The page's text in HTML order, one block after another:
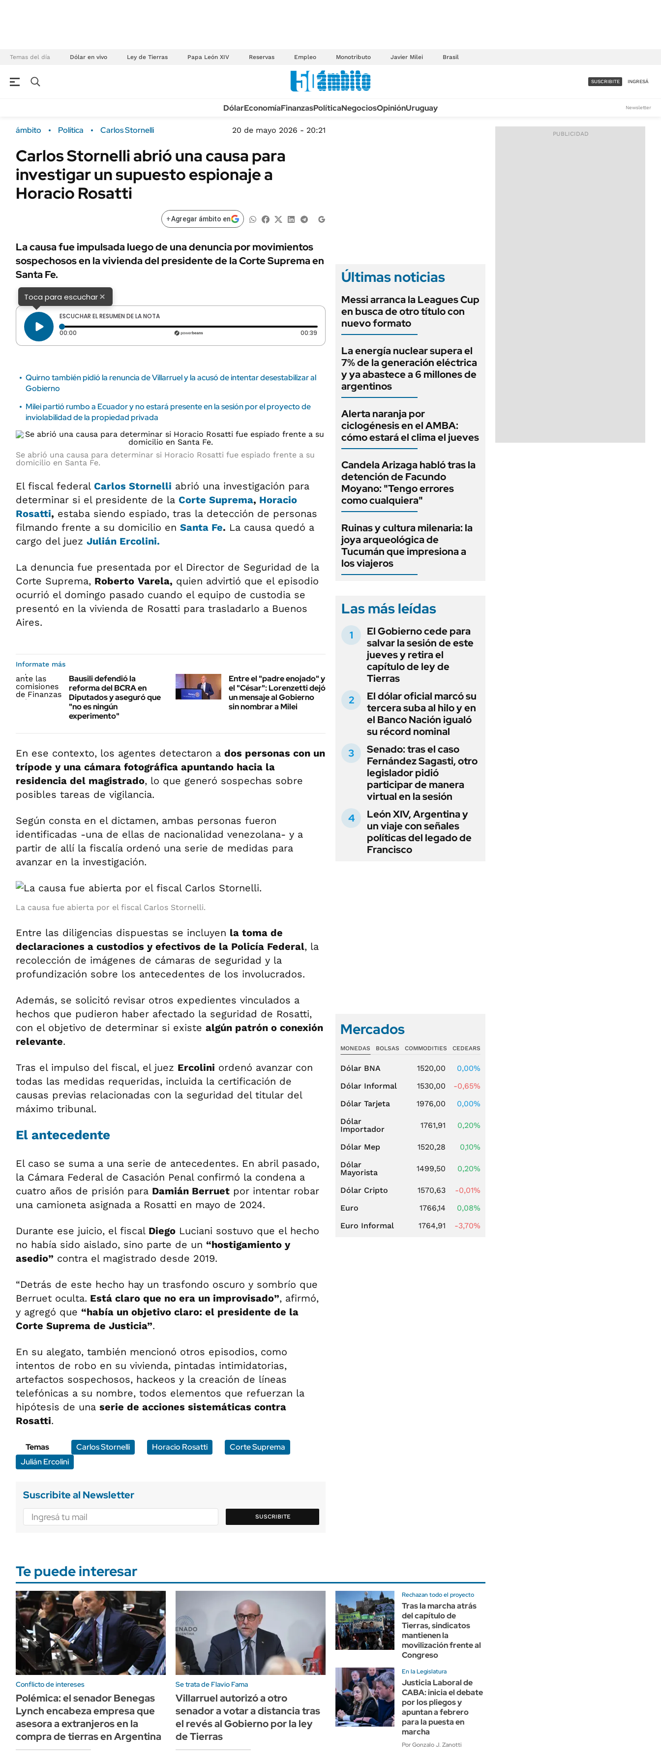
Temas del día Dólar en vivo Ley de Tierras Papa León XIV Reservas Empleo Monotributo Javier Milei Brasil
Campo
FINANZAS
Dólar
Sustentabilidad
ENERGY REPORT
URUGUAY
TECNOLOGÍA
MÉXICO
MUNDO
INFORMACIÓN GENERAL
AUTOS
ACCESO FULL - $1.800/MES
SUSCRIBITE INGRESÁ
DólarEconomíaFinanzasPolíticaNegociosOpiniónUruguay Newsletter
ámbito Política Carlos Stornelli 20 de mayo 2026 - 20:21
Carlos Stornelli abrió una causa para
investigar un supuesto espionaje a
Horacio Rosatti
+Agregar ámbito en
La causa fue impulsada luego de una denuncia por movimientos
sospechosos en la vivienda del presidente de la Corte Suprema en
Santa Fe.
Toca para escuchar×
ESCUCHAR EL RESUMEN DE LA NOTA
00:00 Tiempo transcurrido: 0 segundos 00:39 Duración: 39 segundos
Quirno también pidió la renuncia de Villarruel y la acusó de intentar desestabilizar al
Gobierno
Milei partió rumbo a Ecuador y no estará presente en la sesión por el proyecto de
inviolabilidad de la propiedad privada
Se abrió una causa para determinar si Horacio Rosatti fue espiado frente a su
domicilio en Santa Fe.
El fiscal federal Carlos Stornelli abrió una investigación para
determinar si el presidente de la Corte Suprema, Horacio
Rosatti, estaba siendo espiado, tras la detección de personas
filmando frente a su domicilio en Santa Fe. La causa quedó a
cargo del juez Julián Ercolini.
La denuncia fue presentada por el Director de Seguridad de la
Corte Suprema, Roberto Varela, quien advirtió que el episodio
ocurrió el domingo pasado cuando el equipo de custodia se
presentó en la vivienda de Rosatti para trasladarlo a Buenos
Aires.
Informate más
Bausili defendió la
reforma del BCRA en
Diputados y aseguró que
"no es ningún
experimento"
Entre el "padre enojado" y
el "César": Lorenzetti dejó
un mensaje al Gobierno
sin nombrar a Milei
En ese contexto, los agentes detectaron a dos personas con un
trípode y una cámara fotográfica apuntando hacia la
residencia del magistrado, lo que generó sospechas sobre
posibles tareas de vigilancia.
Según consta en el dictamen, ambas personas fueron
identificadas -una de ellas de nacionalidad venezolana- y a
partir de allí la fiscalía ordenó una serie de medidas para
avanzar en la investigación.
La causa fue abierta por el fiscal Carlos Stornelli.
Entre las diligencias dispuestas se incluyen la toma de
declaraciones a custodios y efectivos de la Policía Federal, la
recolección de imágenes de cámaras de seguridad y la
profundización sobre los antecedentes de los involucrados.
Además, se solicitó revisar otros expedientes vinculados a
hechos que pudieron haber afectado la seguridad de Rosatti,
con el objetivo de determinar si existe algún patrón o conexión
relevante.
Tras el impulso del fiscal, el juez Ercolini ordenó avanzar con
todas las medidas requeridas, incluida la certificación de
causas previas relacionadas con la seguridad del titular del
máximo tribunal.
El antecedente
El caso se suma a una serie de antecedentes. En abril pasado,
la Cámara Federal de Casación Penal confirmó la condena a
cuatro años de prisión para Damián Berruet por intentar robar
una camioneta asignada a Rosatti en mayo de 2024.
Durante ese juicio, el fiscal Diego Luciani sostuvo que el hecho
no había sido aislado, sino parte de un “hostigamiento y
asedio” contra el magistrado desde 2019.
“Detrás de este hecho hay un trasfondo oscuro y sombrío que
Berruet oculta. Está claro que no era un improvisado”, afirmó,
y agregó que “había un objetivo claro: el presidente de la
Corte Suprema de Justicia”.
En su alegato, también mencionó otros episodios, como
intentos de robo en su vivienda, pintadas intimidatorias,
artefactos sospechosos, hackeos y la creación de líneas
telefónicas a su nombre, todos elementos que refuerzan la
hipótesis de una serie de acciones sistemáticas contra
Rosatti.
Temas Carlos Stornelli Horacio Rosatti
Corte Suprema
Julián Ercolini
Suscribite al Newsletter
SUSCRIBITE
Últimas noticias
Messi arranca la Leagues Cup
en busca de otro título con
nuevo formato
La energía nuclear supera el
7% de la generación eléctrica
y ya abastece a 6 millones de
argentinos
Alerta naranja por
ciclogénesis en el AMBA:
cómo estará el clima el jueves
Candela Arizaga habló tras la
detención de Facundo
Moyano: "Tengo errores
como cualquiera"
Ruinas y cultura milenaria: la
joya arqueológica de
Tucumán que impresiona a
los viajeros
Las más leídas
El Gobierno cede para
salvar la sesión de este
jueves y retira el
capítulo de ley de
Tierras
El dólar oficial marcó su
tercera suba al hilo y en
el Banco Nación igualó
su récord nominal
Senado: tras el caso
Fernández Sagasti, otro
legislador pidió
participar de manera
virtual en la sesión
León XIV, Argentina y
un viaje con señales
políticas del legado de
Francisco
Mercados
MONEDAS BOLSAS COMMODITIES CEDEARS
Dólar BNA 1520,00
0,00%
Dólar Informal
1530,00
-0,65%
Dólar Tarjeta
1976,00
0,00%
Dólar
Importador
1761,91 0,20%
Dólar Mep 1520,28
0,10%
Dólar
Mayorista
1499,50 0,20%
Dólar Cripto 1570,63
-0,01%
Euro
1766,14
0,08%
Euro Informal
1764,91 -3,70%
Te puede interesar
Conflicto de intereses
Polémica: el senador Benegas
Lynch encabeza empresa que
asesora a extranjeros en la
compra de tierras en Argentina
Se trata de Flavio Fama
Villarruel autorizó a otro
senador a votar a distancia tras
el revés al Gobierno por la ley
de Tierras
Rechazan todo el proyecto
Tras la marcha atrás
del capítulo de
Tierras, sindicatos
mantienen la
movilización frente al
Congreso
En la Legislatura
Justicia Laboral de
CABA: inicia el debate
por los pliegos y
apuntan a febrero
para la puesta en
marcha
Por Gonzalo J. Zanotti